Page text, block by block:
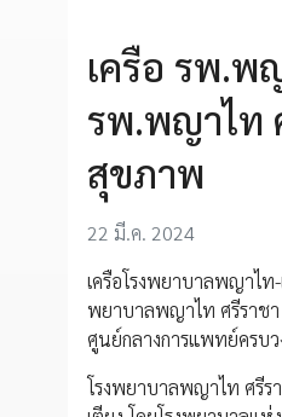
เครือ รพ.พ
รพ.พญาไท
สุขภาพ
22 มี.ค. 2024
เครือโรงพยาบาลพญาไ
พยาบาลพญาไท ศรีราชา
ศูนย์กลางการแพทย์ครบ
โรงพยาบาลพญาไท ศรี